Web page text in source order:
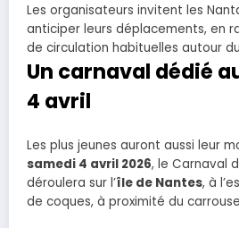
Les organisateurs invitent les
anticiper leurs déplacements, en
de circulation habituelles autour
Un carnaval dédié
4 avril
Les plus jeunes auront aussi leur
samedi 4 avril 2026, le Carnaval
déroulera sur l’île de Nantes, à
de coques, à proximité du